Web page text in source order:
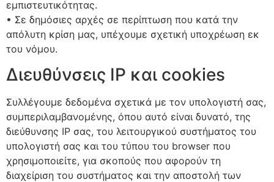
εμπιστευτικότητας.
• Σε δημόσιες αρχές σε περίπτωση που κατά την
απόλυτη κρίση μας, υπέχουμε σχετική υποχρέωση εκ
του νόμου.
Διευθύνσεις IP και cookies
Συλλέγουμε δεδομένα σχετικά με τον υπολογιστή σας,
συμπεριλαμβανομένης, όπου αυτό είναι δυνατό, της
διεύθυνσης ΙΡ σας, του λειτουργικού συστήματος του
υπολογιστή σας και του τύπου του browser που
χρησιμοποιείτε, για σκοπούς που αφορούν τη
διαχείριση του συστήματος και την αποστολή των